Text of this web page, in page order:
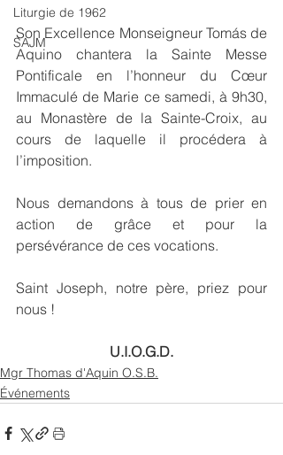
Liturgie de 1962
SAJM
Son Excellence Monseigneur Tomás de
Aquino chantera la Sainte Messe
Pontificale en l’honneur du Cœur
Immaculé de Marie ce samedi, à 9h30,
au Monastère de la Sainte-Croix, au
cours de laquelle il procédera à
l’imposition.
Nous demandons à tous de prier en
action de grâce et pour la
persévérance de ces vocations.
Saint Joseph, notre père, priez pour
nous !
U.I.O.G.D.
Mgr Thomas d'Aquin O.S.B.
Événements